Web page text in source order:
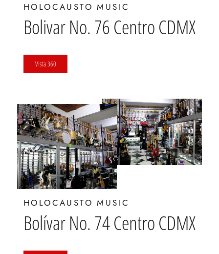
HOLOCAUSTO MUSIC
Bolivar No. 76 Centro CDMX
Vista 360
HOLOCAUSTO MUSIC
Bolívar No. 74 Centro CDMX